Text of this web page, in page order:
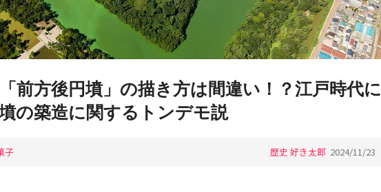
前方後円墳」の描き方は間違い！？江戸時代に
の築造に関するトンデモ説
子 歴史 好き太郎 2024/11/23